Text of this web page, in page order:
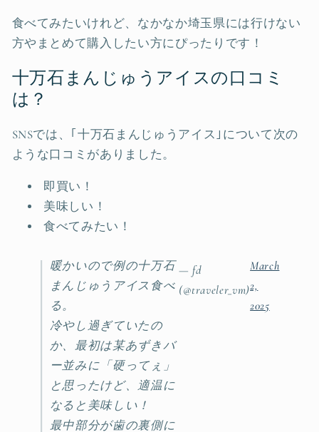
食べてみたいけれど、なかなか埼玉県には行けない
方やまとめて購入したい方にぴったりです！
十万石まんじゅうアイスの口コミ
は？
SNSでは、｢十万石まんじゅうアイス｣について次の
ような口コミがありました。
即買い！
美味しい！
食べてみたい！
暖かいので例の十万石
まんじゅうアイス食べ
る。
冷やし過ぎていたの
か、最初は某あずきバ
ー並みに「硬ってぇ」
と思ったけど、適温に
なると美味しい！
最中部分が歯の裏側に
— fd
(@traveler_vm)
March
2,
2025